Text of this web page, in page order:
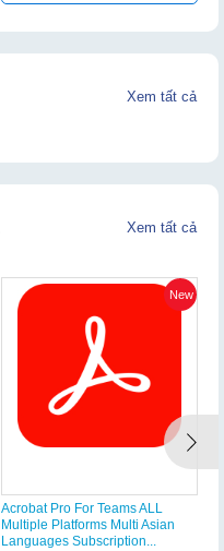
Xem tất cả
Xem tất cả
New
Acrobat Pro For Teams ALL
Multiple Platforms Multi Asian
Languages Subscription...